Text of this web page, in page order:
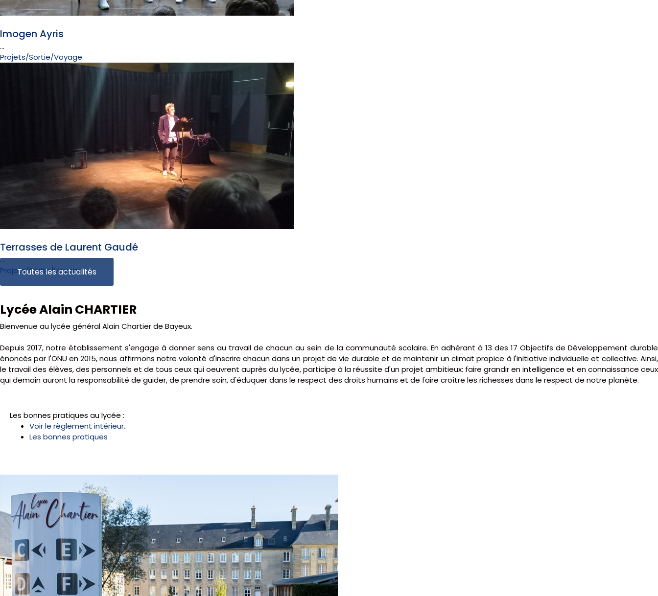
Imogen Ayris
...
Projets/Sortie/Voyage
Terrasses de Laurent Gaudé
...
Projets/Sortie/Voyage
Toutes les actualités
Lycée Alain CHARTIER
Bienvenue au lycée général Alain Chartier de Bayeux.
Depuis 2017, notre établissement s'engage à donner sens au travail de chacun au sein de la communauté scolaire. En adhérant à 13 des 17 Objectifs de Développement durable
énoncés par l'ONU en 2015, nous affirmons notre volonté d'inscrire chacun dans un projet de vie durable et de maintenir un climat propice à l'initiative individuelle et collective. Ainsi,
le travail des élèves, des personnels et de tous ceux qui oeuvrent auprès du lycée, participe à la réussite d'un projet ambitieux: faire grandir en intelligence et en connaissance ceux
qui demain auront la responsabilité de guider, de prendre soin, d'éduquer dans le respect des droits humains et de faire croître les richesses dans le respect de notre planète.
Les bonnes pratiques au lycée :
Voir le règlement intérieur.
Les bonnes pratiques